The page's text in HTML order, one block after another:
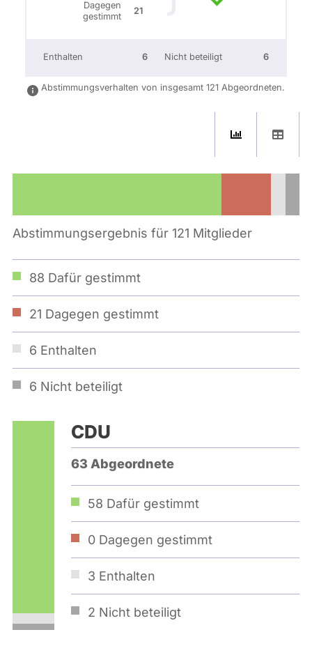
Dagegen
gestimmt
21
Enthalten 6 Nicht beteiligt 6
Abstimmungsverhalten von insgesamt 121 Abgeordneten.
Abstimmungsergebnis für 121 Mitglieder
88 Dafür gestimmt
21 Dagegen gestimmt
6 Enthalten
6 Nicht beteiligt
CDU
63 Abgeordnete
58 Dafür gestimmt
0 Dagegen gestimmt
3 Enthalten
2 Nicht beteiligt